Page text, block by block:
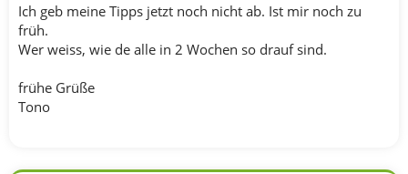
Ich geb meine Tipps jetzt noch nicht ab. Ist mir noch zu
früh.
Wer weiss, wie de alle in 2 Wochen so drauf sind.
frühe Grüße
Tono